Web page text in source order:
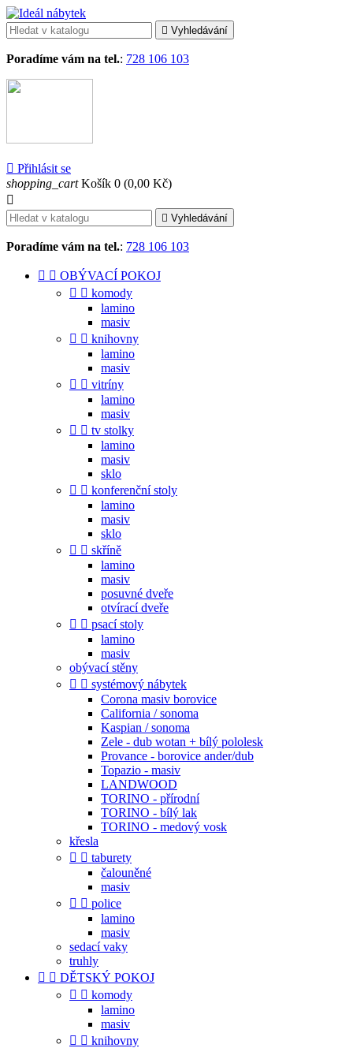
 Vyhledávání
Poradíme vám na tel.: 728 106 103
 Přihlásit se
shopping_cart Košík 0 (0,00 Kč)

 Vyhledávání
Poradíme vám na tel.: 728 106 103
  OBÝVACÍ POKOJ
  komody
lamino
masiv
  knihovny
lamino
masiv
  vitríny
lamino
masiv
  tv stolky
lamino
masiv
sklo
  konferenční stoly
lamino
masiv
sklo
  skříně
lamino
masiv
posuvné dveře
otvírací dveře
  psací stoly
lamino
masiv
obývací stěny
  systémový nábytek
Corona masiv borovice
California / sonoma
Kaspian / sonoma
Zele - dub wotan + bílý pololesk
Provance - borovice ander/dub
Topazio - masiv
LANDWOOD
TORINO - přírodní
TORINO - bílý lak
TORINO - medový vosk
křesla
  taburety
čalouněné
masiv
  police
lamino
masiv
sedací vaky
truhly
  DĚTSKÝ POKOJ
  komody
lamino
masiv
  knihovny